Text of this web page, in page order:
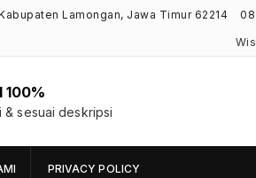
Lamongan, Jawa Timur 62214
100%
& sesuai deskripsi
PRIVACY POLICY